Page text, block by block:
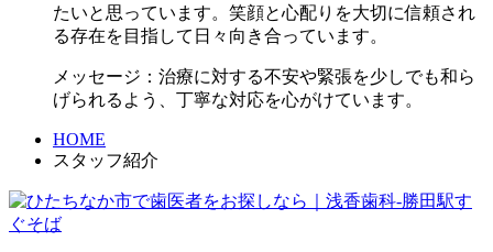
たいと思っています。笑顔と心配りを大切に信頼され
る存在を目指して日々向き合っています。
メッセージ： 治療に対する不安や緊張を少しでも和ら
げられるよう、丁寧な対応を心がけています。
HOME
スタッフ紹介